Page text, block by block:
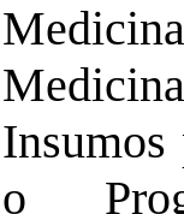
Insumos
o